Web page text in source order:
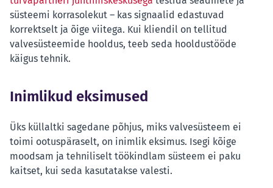
süsteemi korrasolekut – kas signaalid edastuvad
korrektselt ja õige viitega. Kui kliendil on tellitud
valvesüsteemide hooldus, teeb seda hooldustööde
käigus tehnik.
Inimlikud eksimused
Üks küllaltki sagedane põhjus, miks valvesüsteem ei
toimi ootuspäraselt, on inimlik eksimus. Isegi kõige
moodsam ja tehniliselt töökindlam süsteem ei paku
kaitset, kui seda kasutatakse valesti.